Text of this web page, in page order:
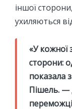
іншої
ухиляються
«У кожної
сторони:
показала
Пішель. —